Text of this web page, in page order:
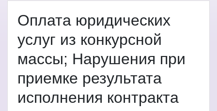
Оплата юридических
услуг из конкурсной
массы; Нарушения при
приемке результата
исполнения контракта